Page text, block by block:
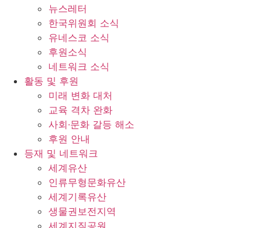
뉴스레터
한국위원회 소식
유네스코 소식
후원소식
네트워크 소식
활동 및 후원
미래 변화 대처
교육 격차 완화
사회∙문화 갈등 해소
후원 안내
등재 및 네트워크
세계유산
인류무형문화유산
세계기록유산
생물권보전지역
세계지질공원